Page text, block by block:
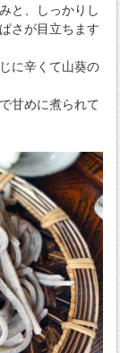
と、しっかりし
さが目立ちます
に辛くて山葵の
甘めに煮られて